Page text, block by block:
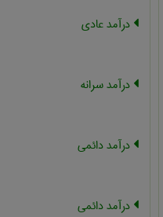
درآمد عادی
درآمد سرانه
درآمد دائمی
درآمد دائمی